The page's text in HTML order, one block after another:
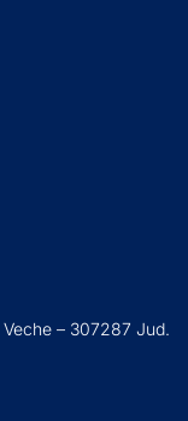
– 307287 Jud.